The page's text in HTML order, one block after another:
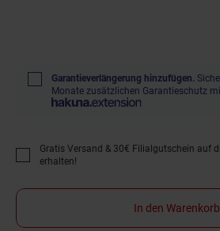
Garantieverlängerung hinzufügen.
Monate zusätzlichen Garantieschutz
Promotion "Gratis Versand &amp; 30€
Gratis Versand & 30€ Filialgutschein auf
erhalten!
In den Warenkorb